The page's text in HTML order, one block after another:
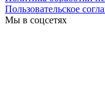
Пользовательское
Мы в соцсетях